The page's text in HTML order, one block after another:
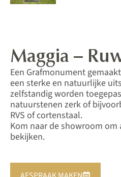
Maggia –
Een Grafmonument
een sterke en natuurlijke
zelfstandig worden
natuurstenen zerk of
RVS of cortenstaal.
Kom naar de showroom
bekijken.